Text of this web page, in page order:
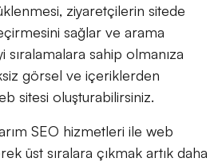
ziyaretçilerin sitede
sağlar ve arama
sıralamalara sahip olmanıza
görsel ve içeriklerden
sitesi oluşturabilirsiniz.
SEO hizmetleri ile web
üst sıralara çıkmak artık daha